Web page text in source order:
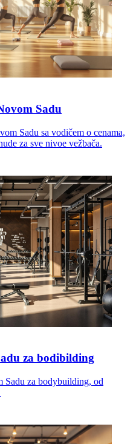
Sadu
Sadu sa vodičem o cenama,
za sve nivoe vežbača.
za bodibilding
Sadu za bodybuilding, od